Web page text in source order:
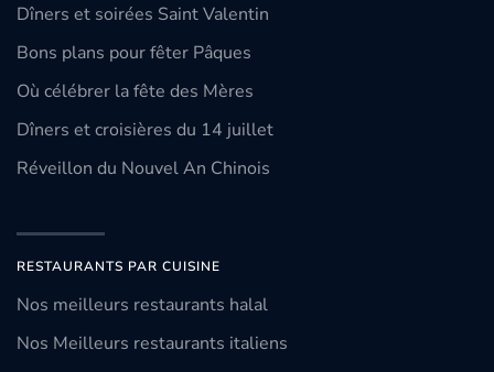
Dîners et soirées Saint Valentin
Bons plans pour fêter Pâques
Où célébrer la fête des Mères
Dîners et croisières du 14 juillet
Réveillon du Nouvel An Chinois
RESTAURANTS PAR CUISINE
Nos meilleurs restaurants halal
Nos Meilleurs restaurants italiens